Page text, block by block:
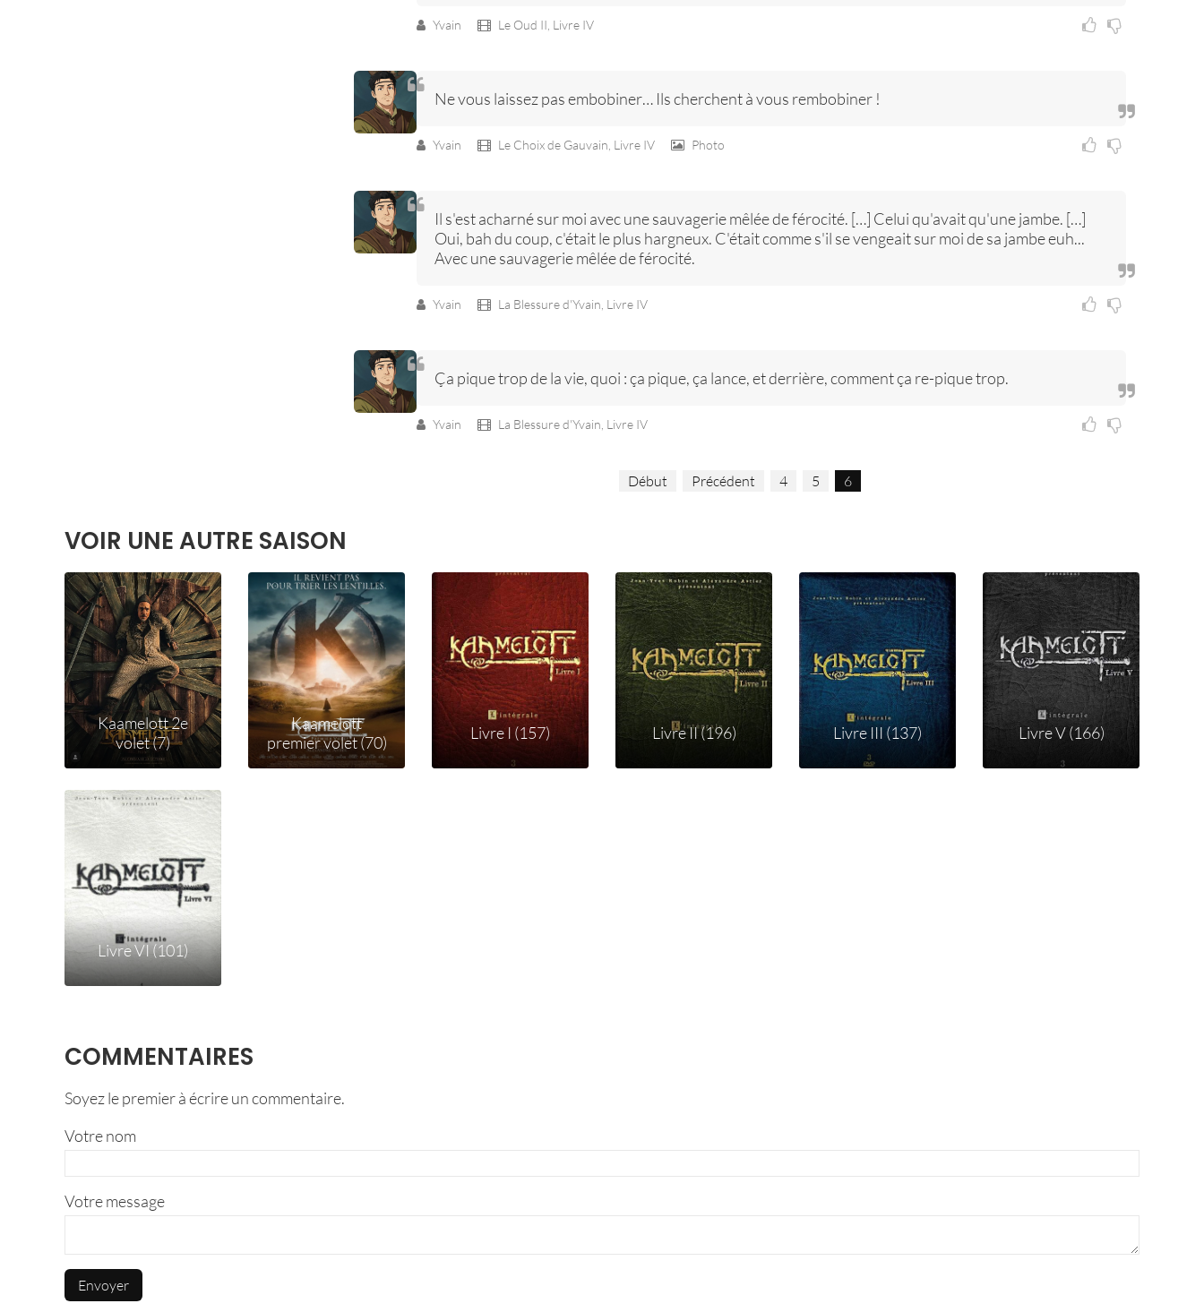
Yvain Le Oud II, Livre IV
Ne vous laissez pas embobiner… Ils cherchent à vous rembobiner !
Yvain Le Choix de Gauvain, Livre IV Photo
Il s'est acharné sur moi avec une sauvagerie mêlée de férocité. […] Celui qu'avait qu'une jambe. […]
Oui, bah du coup, c'était le plus hargneux. C'était comme s'il se vengeait sur moi de sa jambe euh...
Avec une sauvagerie mêlée de férocité.
Yvain La Blessure d'Yvain, Livre IV
Ça pique trop de la vie, quoi : ça pique, ça lance, et derrière, comment ça re-pique trop.
Yvain La Blessure d'Yvain, Livre IV
Début Précédent 4 5 6
VOIR UNE AUTRE SAISON
Kaamelott 2e
volet (7)
Kaamelott
premier volet (70)
Livre I (157) Livre II (196) Livre III (137) Livre V (166)
Livre VI (101)
COMMENTAIRES
Soyez le premier à écrire un commentaire.
Votre nom
Votre message